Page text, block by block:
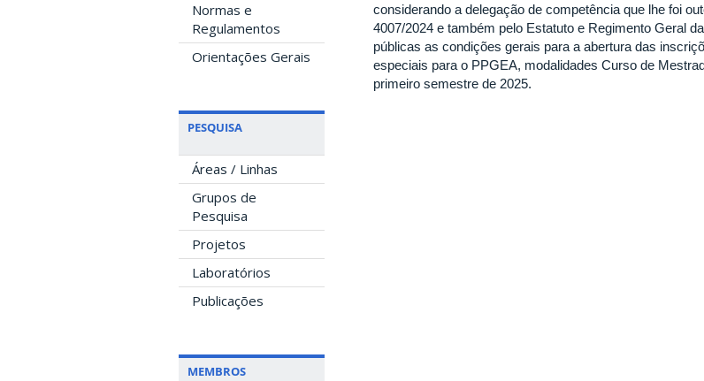
Normas e
Regulamentos
Orientações Gerais
PESQUISA
Áreas / Linhas
Grupos de
Pesquisa
Projetos
Laboratórios
Publicações
MEMBROS
considerando a delegação de competência que lhe foi
4007/2024 e também pelo Estatuto e Regimento Geral
públicas as condições gerais para a abertura das
especiais para o PPGEA, modalidades Curso de
primeiro semestre de 2025.